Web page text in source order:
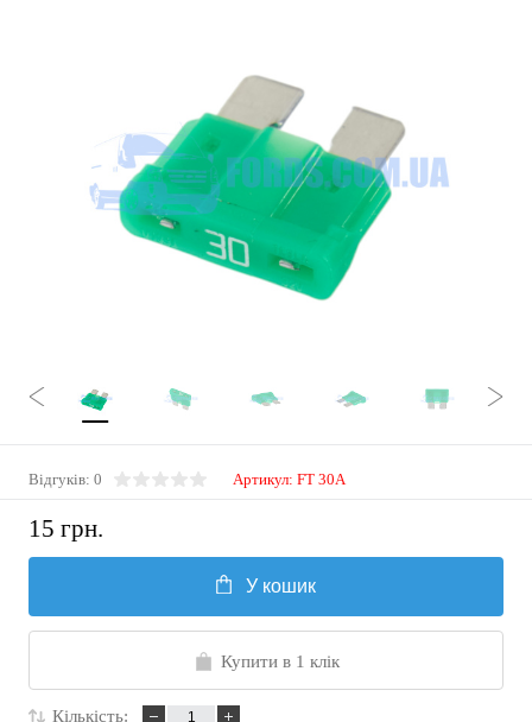
Відгуків: 0 Артикул: FT 30A
15 грн.
У кошик
Купити в 1 клік
Кількість: